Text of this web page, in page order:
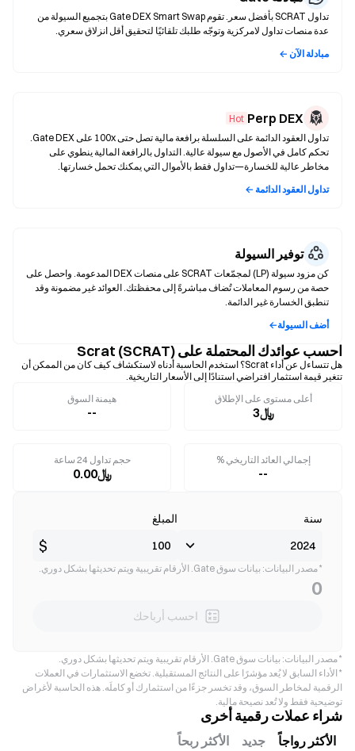
تداول SCRAT بأفضل سعر. تقوم Gate DEX Smart Swap بتجميع السيولة من
عدة منصات تداول لامركزية وتوجّه طلبك تلقائيًا لتحقيق أقل انزلاق سعري.
مبادلة الآن ←
Perp DEX
Hot
تداول العقود الدائمة على السلسلة برافعة مالية تصل حتى 100x على Gate DEX.
تحكم كامل في الأصول مع سيولة عالية. التداول بالرافعة المالية ينطوي على
مخاطر عالية للخسارة—تداول فقط بالأموال التي يمكنك تحمل خسارتها.
تداول العقود الدائمة ←
توفير السيولة
كن مزود سيولة (LP) لمجمّعات SCRAT على منصات DEX المدعومة. واحصل على
حصة من رسوم المعاملات تُضاف مباشرةً إلى محفظتك. العوائد غير مضمونة وقد
تنطبق الخسارة غير الدائمة.
أضف السيولة←
احسب عوائدك المحتملة على Scrat (SCRAT)
هل تتساءل عن أداء Scrat؟ استخدم الحاسبة أدناه لاستكشاف كيف كان من الممكن أن
تتغير قيمة استثمار افتراضي استنادًا إلى الأسعار التاريخية.
أعلى مستوى على الإطلاق
﷼3
هيمنة السوق
--
إجمالي العائد التاريخي %
--
حجم تداول 24 ساعة
﷼0.00
سنة المبلغ
$
* مصدر البيانات: بيانات سوق Gate. الأرقام تقريبية ويتم تحديثها بشكل دوري.
0
احسب أرباحك
* مصدر البيانات: بيانات سوق Gate. الأرقام تقريبية ويتم تحديثها بشكل دوري.
* الأداء السابق لا يُعد مؤشرًا على النتائج المستقبلية. تخضع الاستثمارات في العملات
الرقمية لمخاطر السوق، وقد تخسر جزءًا من استثمارك أو كاملَه. هذه الحاسبة لأغراض
توضيحية فقط ولا تُعد نصيحة مالية.
شراء عملات رقمية أخرى
الأكثر رواجاً جديد الأكثر ربحاً